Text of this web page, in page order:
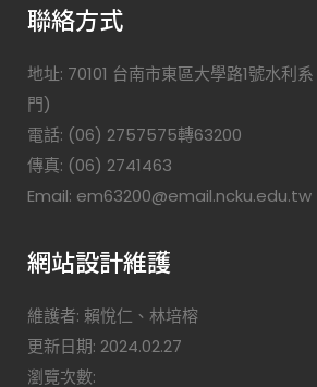
聯絡方式
地址: 70101 台南市東區大學路1號水利
門)
電話: (06) 2757575轉63200
傳真: (06) 2741463
Email: em63200@email.ncku.edu.tw
網站設計維護
維護者: 賴悅仁、林培榕
更新日期: 2024.02.27
瀏覽次數: